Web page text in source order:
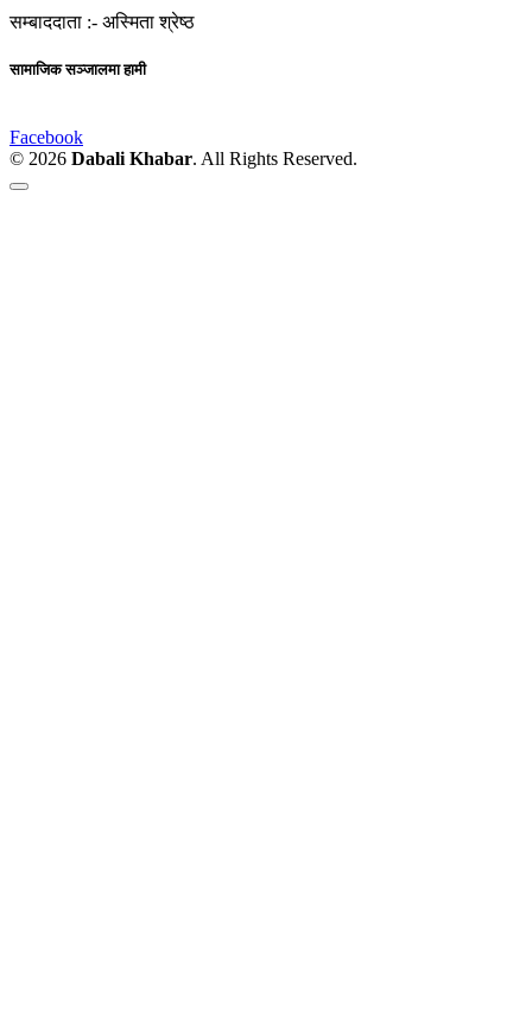
सम्बाददाता :- अस्मिता श्रेष्ठ
सामाजिक सञ्जालमा हामी
Facebook
© 2026 Dabali Khabar. All Rights Reserved.